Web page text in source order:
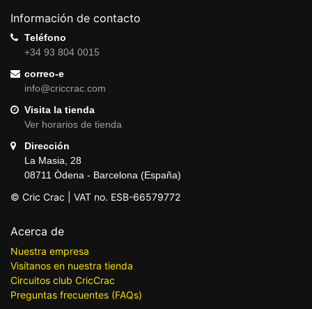
Información de contacto
Teléfono
+34 93 804 0015
correo-e
info@criccrac.com
Visita la tienda
Ver horarios de tienda
Dirección
La Masia, 28
08711 Òdena - Barcelona (España)
© Cric Crac | VAT no. ESB-66579772
Acerca de
Nuestra empresa
Visítanos en nuestra tienda
Circuitos club CricCrac
Preguntas frecuentes (FAQs)